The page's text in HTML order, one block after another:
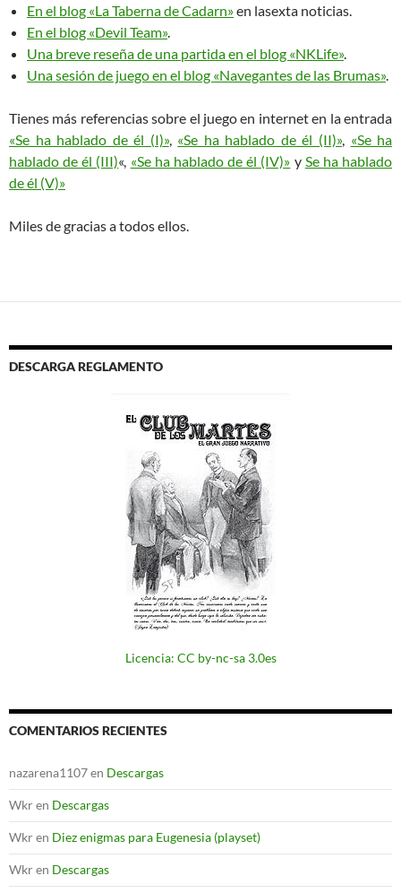
En el blog «La Taberna de Cadarn»en lasexta noticias.
En el blog «Devil Team».
Una breve reseña de una partida en el blog «NKLife».
Una sesión de juego en el blog «Navegantes de las Brumas».
Tienes más referencias sobre el juego en internet en la entrada
«Se ha hablado de él (I)», «Se ha hablado de él (II)», «Se ha
hablado de él (III)«, «Se ha hablado de él (IV)» y Se ha hablado
de él (V)»
Miles de gracias a todos ellos.
DESCARGA REGLAMENTO
Licencia: CC by-nc-sa 3.0es
COMENTARIOS RECIENTES
nazarena1107en Descargas
Wkren Descargas
Wkren Diez enigmas para Eugenesia (playset)
Wkren Descargas